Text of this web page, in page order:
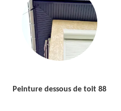
Peinture dessous de toit 88